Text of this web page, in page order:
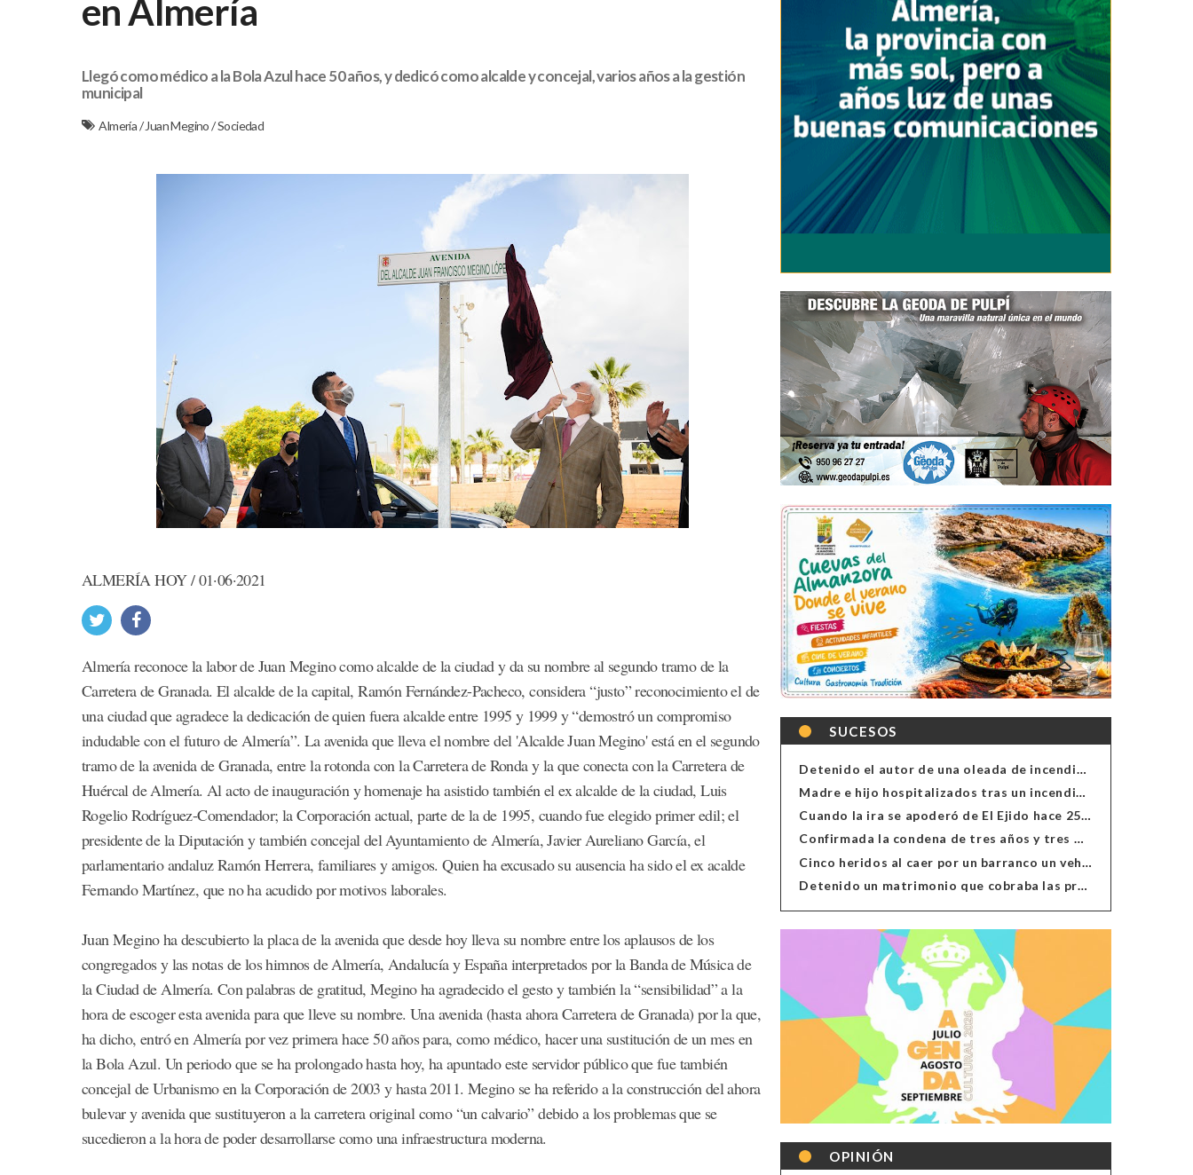
en Almería
Llegó como médico a la Bola Azul hace 50 años, y dedicó como alcalde y concejal, varios años a la gestión
municipal
Almería/ Juan Megino/Sociedad
ALMERÍA HOY / 01·06·2021
Almería reconoce la labor de Juan Megino como alcalde de la ciudad y da su nombre al segundo tramo de la
Carretera de Granada. El alcalde de la capital, Ramón Fernández-Pacheco, considera “justo” reconocimiento el de
una ciudad que agradece la dedicación de quien fuera alcalde entre 1995 y 1999 y “demostró un compromiso
indudable con el futuro de Almería”. La avenida que lleva el nombre del 'Alcalde Juan Megino' está en el segundo
tramo de la avenida de Granada, entre la rotonda con la Carretera de Ronda y la que conecta con la Carretera de
Huércal de Almería. Al acto de inauguración y homenaje ha asistido también el ex alcalde de la ciudad, Luis
Rogelio Rodríguez-Comendador; la Corporación actual, parte de la de 1995, cuando fue elegido primer edil; el
presidente de la Diputación y también concejal del Ayuntamiento de Almería, Javier Aureliano García, el
parlamentario andaluz Ramón Herrera, familiares y amigos. Quien ha excusado su ausencia ha sido el ex acalde
Fernando Martínez, que no ha acudido por motivos laborales.
Juan Megino ha descubierto la placa de la avenida que desde hoy lleva su nombre entre los aplausos de los
congregados y las notas de los himnos de Almería, Andalucía y España interpretados por la Banda de Música de
la Ciudad de Almería. Con palabras de gratitud, Megino ha agradecido el gesto y también la “sensibilidad” a la
hora de escoger esta avenida para que lleve su nombre. Una avenida (hasta ahora Carretera de Granada) por la que,
ha dicho, entró en Almería por vez primera hace 50 años para, como médico, hacer una sustitución de un mes en
la Bola Azul. Un periodo que se ha prolongado hasta hoy, ha apuntado este servidor público que fue también
concejal de Urbanismo en la Corporación de 2003 y hasta 2011. Megino se ha referido a la construcción del ahora
bulevar y avenida que sustituyeron a la carretera original como “un calvario” debido a los problemas que se
sucedieron a la hora de poder desarrollarse como una infraestructura moderna.
SUCESOS
Detenido el autor de una oleada de incendios de contenedores en Almería
Madre e hijo hospitalizados tras un incendio en la cocina de una vivienda en Almería
Cuando la ira se apoderó de El Ejido hace 25 años
Confirmada la condena de tres años y tres meses al hombre de Antas acusado de xenofobia
Cinco heridos al caer por un barranco un vehículo en Alcolea
Detenido un matrimonio que cobraba las prestaciones de ilegales en Almería, Granada, Málaga, Huelva y Murcia
OPINIÓN